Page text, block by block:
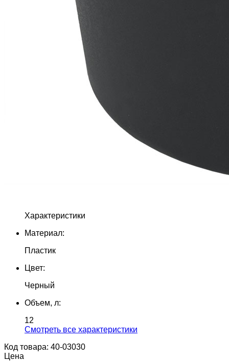
Характеристики
Материал:
Пластик
Цвет:
Черный
Объем, л:
12
Cмотреть все характеристики
Код товара: 40-03030
Цена